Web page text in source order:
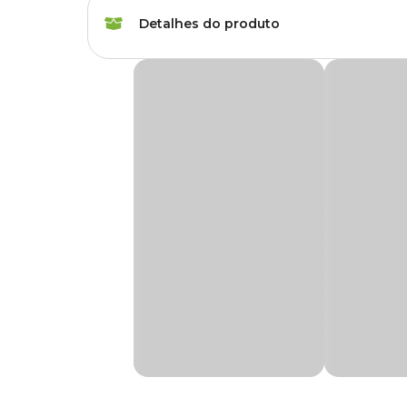
Gênero Unissex
Detalhes do produto
adubo por litro de vaso. Coloque as sementes conforme